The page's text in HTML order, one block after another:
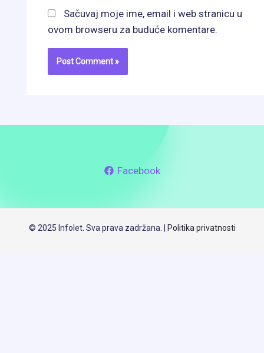
Sačuvaj moje ime, email i web stranicu u
ovom browseru za buduće komentare.
Facebook
© 2025 Infolet. Sva prava zadržana. | Politika privatnosti